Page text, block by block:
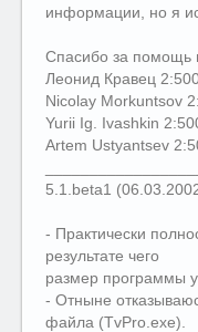
информации, но я
Спасибо за помощь
Леонид Кравец
Nicolay Morkuntsov
Yurii Ig. Ivashkin
Artem Ustyantsev
5.1.beta1
- Практически
результате чего
размер программы
- Отныне
файла (TvPro.exe).